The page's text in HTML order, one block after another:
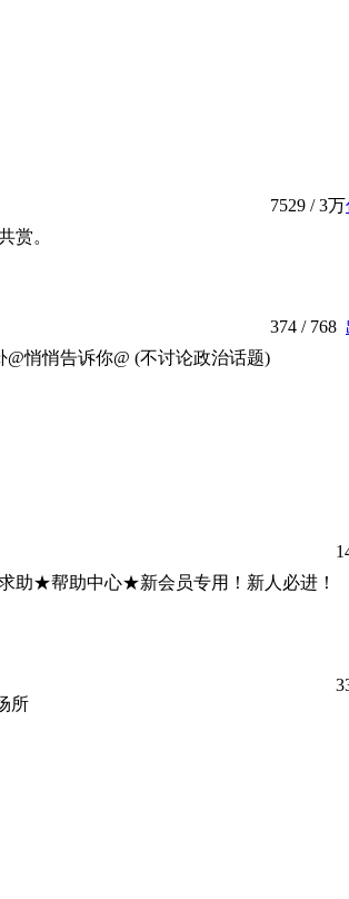
赏。
7529 /3万
悄悄告诉你@ (不讨论政治话题)
374 / 768
★帮助中心★新会员专用！新人必进！
所